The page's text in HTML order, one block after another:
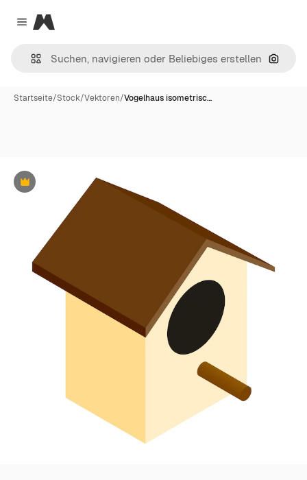
Close menu
Magnific
Nach
Startseite/Stock/Vektoren/Vogelhaus isometrisc…
Premium